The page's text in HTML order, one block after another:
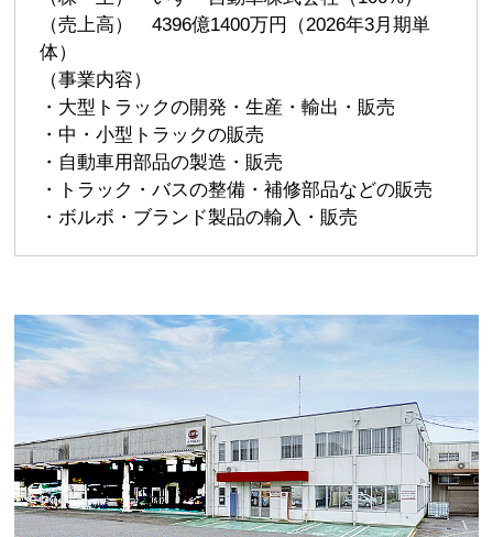
（売上高） 4396億1400万円（2026年3月期単
体）
（事業内容）
・大型トラックの開発・生産・輸出・販売
・中・小型トラックの販売
・自動車用部品の製造・販売
・トラック・バスの整備・補修部品などの販売
・ボルボ・ブランド製品の輸入・販売